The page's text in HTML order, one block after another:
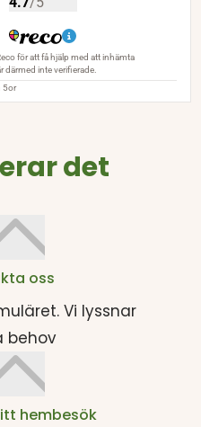
det
oss
Vi lyssnar
behov
hembesök